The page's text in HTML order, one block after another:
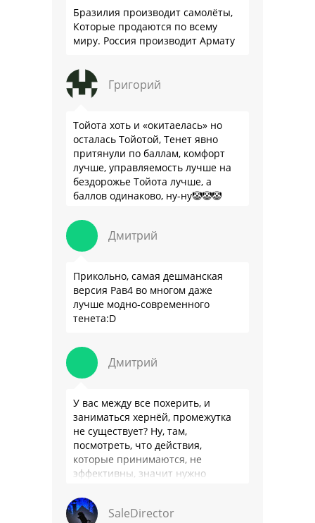
Бразилия производит самолёты,
Которые продаются по всему
миру. Россия производит Армату
Григорий
Тойота хоть и «окитаелась» но
осталась Тойотой, Тенет явно
притянули по баллам, комфорт
лучше, управляемость лучше на
бездорожье Тойота лучше, а
баллов одинаково, ну-ну🤡🤡🤡
Дмитрий
Прикольно, самая дешманская
версия Рав4 во многом даже
лучше модно-современного
тенета:D
Дмитрий
У вас между все похерить, и
заниматься хернёй, промежутка
не существует? Ну, там,
посмотреть, что действия,
которые принимаются, не
эффективны, значит нужно
Или только две крайности? Хватит
…
SaleDirector